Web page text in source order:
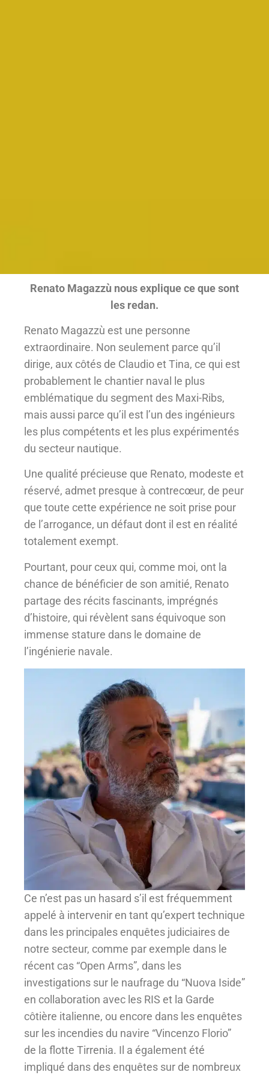
Renato Magazzù nous explique ce que sont
les redan.
Renato Magazzù est une personne
extraordinaire. Non seulement parce qu’il
dirige, aux côtés de Claudio et Tina, ce qui est
probablement le chantier naval le plus
emblématique du segment des Maxi-Ribs,
mais aussi parce qu’il est l’un des ingénieurs
les plus compétents et les plus expérimentés
du secteur nautique.
Une qualité précieuse que Renato, modeste et
réservé, admet presque à contrecœur, de peur
que toute cette expérience ne soit prise pour
de l’arrogance, un défaut dont il est en réalité
totalement exempt.
Pourtant, pour ceux qui, comme moi, ont la
chance de bénéficier de son amitié, Renato
partage des récits fascinants, imprégnés
d’histoire, qui révèlent sans équivoque son
immense stature dans le domaine de
l’ingénierie navale.
Ce n’est pas un hasard s’il est fréquemment
appelé à intervenir en tant qu’expert technique
dans les principales enquêtes judiciaires de
notre secteur, comme par exemple dans le
récent cas “Open Arms”, dans les
investigations sur le naufrage du “Nuova Iside”
en collaboration avec les RIS et la Garde
côtière italienne, ou encore dans les enquêtes
sur les incendies du navire “Vincenzo Florio”
de la flotte Tirrenia. Il a également été
impliqué dans des enquêtes sur de nombreux